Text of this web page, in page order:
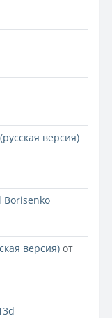
версия)
Borisenko
версия) от